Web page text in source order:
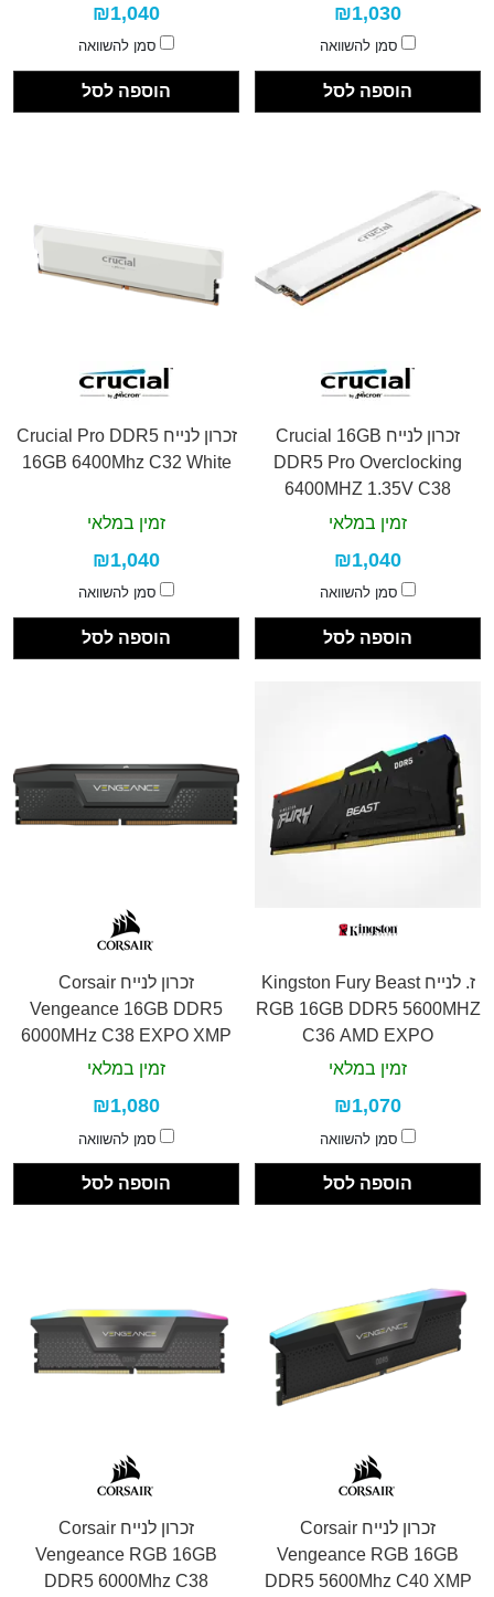
₪1,030
סמן להשוואה
הוספה לסל
₪1,040
סמן להשוואה
הוספה לסל
זכרון לנייח Crucial 16GB
DDR5 Pro Overclocking
6400MHZ 1.35V C38
זמין במלאי
₪1,040
סמן להשוואה
הוספה לסל
זכרון לנייח Crucial Pro DDR5
16GB 6400Mhz C32 White
זמין במלאי
₪1,040
סמן להשוואה
הוספה לסל
ז. לנייח Kingston Fury Beast
RGB 16GB DDR5 5600MHZ
C36 AMD EXPO
זמין במלאי
₪1,070
סמן להשוואה
הוספה לסל
זכרון לנייח Corsair
Vengeance 16GB DDR5
6000MHz C38 EXPO XMP
זמין במלאי
₪1,080
סמן להשוואה
הוספה לסל
זכרון לנייח Corsair
Vengeance RGB 16GB
DDR5 5600Mhz C40 XMP
זכרון לנייח Corsair
Vengeance RGB 16GB
DDR5 6000Mhz C38